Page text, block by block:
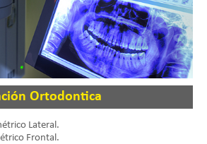
Ortodontica
Lateral.
Frontal.